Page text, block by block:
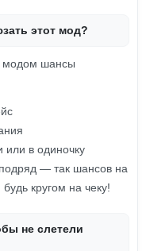
этот мод?
модом шансы
или в одиночку
подряд — так шансов на
кругом на чеку!
не слетели